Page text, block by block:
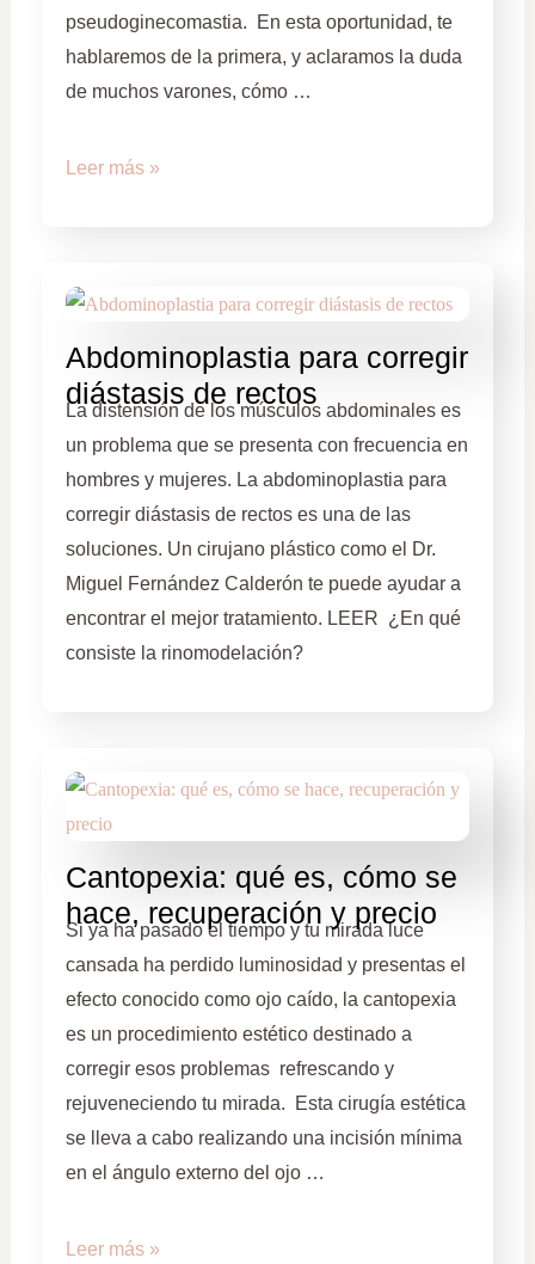
pseudoginecomastia. En esta oportunidad, te
hablaremos de la primera, y aclaramos la duda
de muchos varones, cómo …
Leer más »
Abdominoplastia para corregir
diástasis de rectos
La distensión de los músculos abdominales es
un problema que se presenta con frecuencia en
hombres y mujeres. La abdominoplastia para
corregir diástasis de rectos es una de las
soluciones. Un cirujano plástico como el Dr.
Miguel Fernández Calderón te puede ayudar a
encontrar el mejor tratamiento. LEER ¿En qué
consiste la rinomodelación?
Cantopexia: qué es, cómo se
hace, recuperación y precio
Si ya ha pasado el tiempo y tu mirada luce
cansada ha perdido luminosidad y presentas el
efecto conocido como ojo caído, la cantopexia
es un procedimiento estético destinado a
corregir esos problemas refrescando y
rejuveneciendo tu mirada. Esta cirugía estética
se lleva a cabo realizando una incisión mínima
en el ángulo externo del ojo …
Leer más »